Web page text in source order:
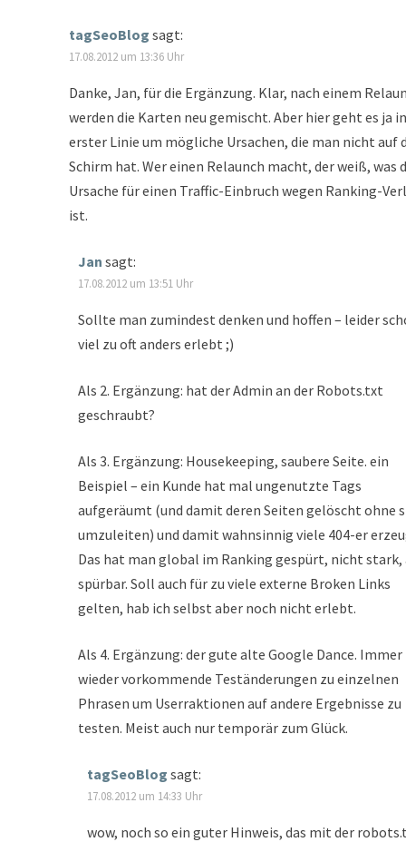
tagSeoBlog sagt:
17.08.2012 um 13:36 Uhr
Danke, Jan, für die Ergänzung. Klar, nach einem
werden die Karten neu gemischt. Aber hier geht es ja in
erster Linie um mögliche Ursachen, die man nicht auf
Schirm hat. Wer einen Relaunch macht, der weiß, was
Ursache für einen Traffic-Einbruch wegen Ranking-
ist.
Jan sagt:
17.08.2012 um 13:51 Uhr
Sollte man zumindest denken und hoffen – leider
viel zu oft anders erlebt ;)
Als 2. Ergänzung: hat der Admin an der Robots.txt
geschraubt?
Als 3. Ergänzung: Housekeeping, saubere Seite. ein
Beispiel – ein Kunde hat mal ungenutzte Tags
aufgeräumt (und damit deren Seiten gelöscht ohne
umzuleiten) und damit wahnsinnig viele 404-er
Das hat man global im Ranking gespürt, nicht stark,
spürbar. Soll auch für zu viele externe Broken Links
gelten, hab ich selbst aber noch nicht erlebt.
Als 4. Ergänzung: der gute alte Google Dance. Immer
wieder vorkommende Teständerungen zu einzelnen
Phrasen um Userraktionen auf andere Ergebnisse zu
testen. Meist auch nur temporär zum Glück.
tagSeoBlog sagt:
17.08.2012 um 14:33 Uhr
wow, noch so ein guter Hinweis, das mit der